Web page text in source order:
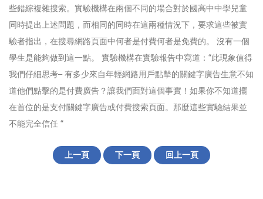
些錯綜複雜搜索。實驗機構在兩個不同的場合對於國高中中學兒童
同時提出上述問題，而相同的同時在這兩種情況下，要求這些被實
驗者指出，在搜尋網路頁面中何者是付費何者是免費的。 沒有一個
學生是能夠做到這一點。 實驗機構在實驗報告中寫道：“此現象值得
我們仔細思考– 有多少來自年輕網路用戶點擊的關鍵字廣告生意不知
道他們點擊的是付費廣告？讓我們面對這個事實！如果你不知道擺
在首位的是支付關鍵字廣告或付費搜索頁面。那麼這些實驗結果並
不能完全信任 “
上一頁 下一頁 回上一頁